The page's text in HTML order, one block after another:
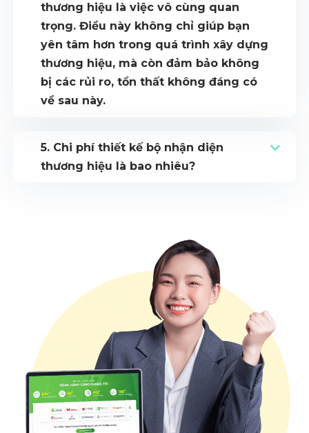
thương hiệu là việc vô cùng quan
trọng. Điều này không chỉ giúp bạn
yên tâm hơn trong quá trình xây dựng
thương hiệu, mà còn đảm bảo không
bị các rủi ro, tổn thất không đáng có
về sau này.
5. Chi phí thiết kế bộ nhận diện
thương hiệu là bao nhiêu?